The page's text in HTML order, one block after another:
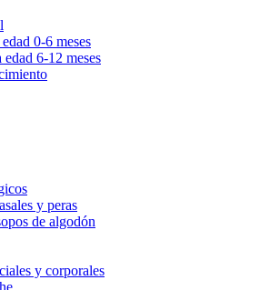
0-6 meses
edad 6-12 meses
y peras
de algodón
y corporales